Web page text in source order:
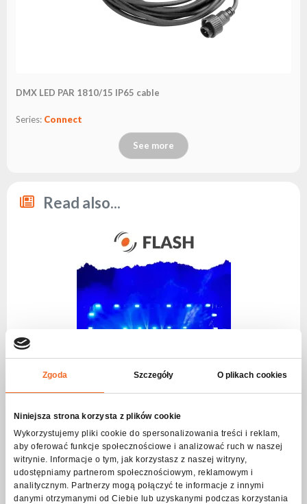
Zgoda Szczegóły O plikach cookies
Niniejsza strona korzysta z plików cookie
Wykorzystujemy pliki cookie do spersonalizowania treści i reklam,
aby oferować funkcje społecznościowe i analizować ruch w naszej
witrynie. Informacje o tym, jak korzystasz z naszej witryny,
udostępniamy partnerom społecznościowym, reklamowym i
analitycznym. Partnerzy mogą połączyć te informacje z innymi
danymi otrzymanymi od Ciebie lub uzyskanymi podczas korzystania
Career
Service
testing
DMX LED PAR 1810/15 IP65 cable
Series: Connect
See more
Read also...